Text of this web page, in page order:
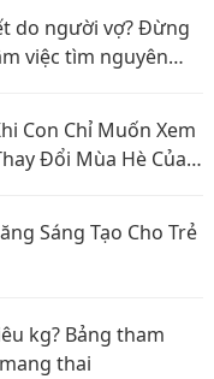
do người vợ? Đừng
việc tìm nguyên
Con Chỉ Muốn Xem
Đổi Mùa Hè Của
Sáng Tạo Cho Trẻ
kg? Bảng tham
thai